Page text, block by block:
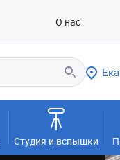
О нас
Студия и вспышки